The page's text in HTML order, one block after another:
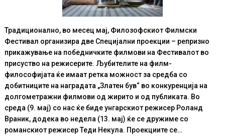
Традиционално, во месец мај, Филозофскиот Филмски
Фестивал организира две Специјални проекции – репризно
прикажување на победничките филмови на Фестивалот во
присуство на режисерите. Љубителите на филм-
философијата ќе имаат ретка можност за средба со
добитниците на наградата „Златен був“ во конкуренција на
долгометражни филмови од жирито и од публиката. Во
среда (9. мај) со нас ќе биде унгарскиот режисер Роланд
Враник, додека во недела (13. мај) ќе се дружиме со
романскиот режисер Теди Некула. Проекциите се…